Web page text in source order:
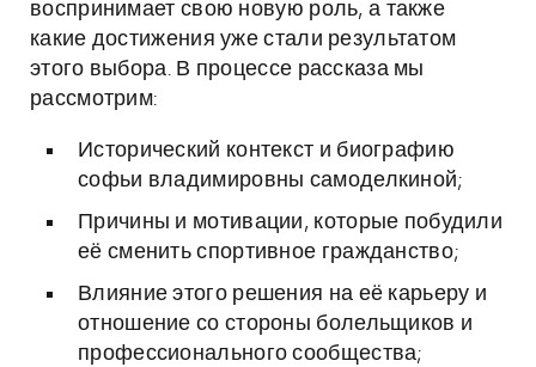
воспринимает свою новую роль, а также
какие достижения уже стали результатом
этого выбора. В процессе рассказа мы
рассмотрим:
Исторический контекст и биографию
софьи владимировны самоделкиной;
Причины и мотивации, которые побудили
её сменить спортивное гражданство;
Влияние этого решения на её карьеру и
отношение со стороны болельщиков и
профессионального сообщества;